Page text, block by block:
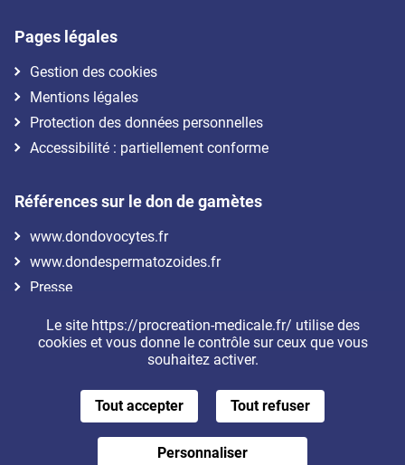
Le site https://procreation-medicale.fr/ utilise des
cookies et vous donne le contrôle sur ceux que vous
souhaitez activer.
Tout accepter Tout refuser
Personnaliser
Pages légales
Gestion des cookies
Mentions légales
Protection des données personnelles
Accessibilité : partiellement conforme
Références sur le don de gamètes
www.dondovocytes.fr
www.dondespermatozoides.fr
Presse
Nous suivre
Je m'inscris à la newsletter